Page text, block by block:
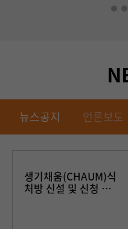
뉴스공지 언론보도
생기채움(CHAUM)식
처방 신설 및 신청 방법